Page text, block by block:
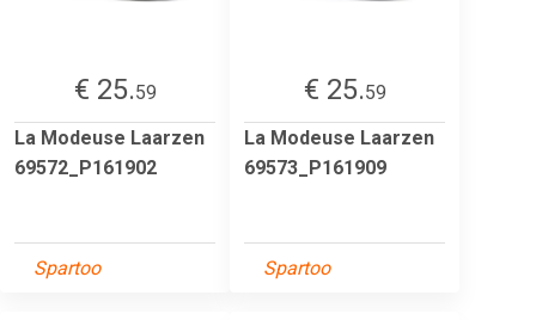
€ 25.59
La Modeuse Laarzen
69572_P161902
Spartoo
€ 25.59
La Modeuse Laarzen
69573_P161909
Spartoo